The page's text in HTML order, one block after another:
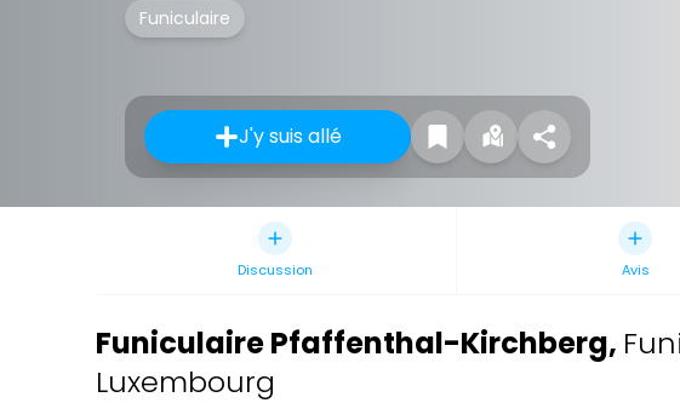
Funiculaire
J'y suis allé
Discussion Avis
Funiculaire Pfaffenthal-Kirchberg,
Luxembourg